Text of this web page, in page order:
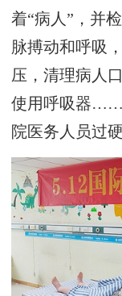
着“病人”，并
脉搏动和呼吸
压，清理病人
使用呼吸器……
院医务人员过